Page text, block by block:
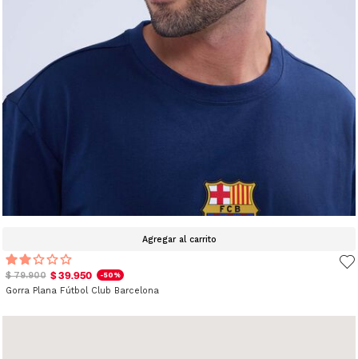
Agregar al carrito
$ 79.900 $ 39.950 -50%
Gorra Plana Fútbol Club Barcelona